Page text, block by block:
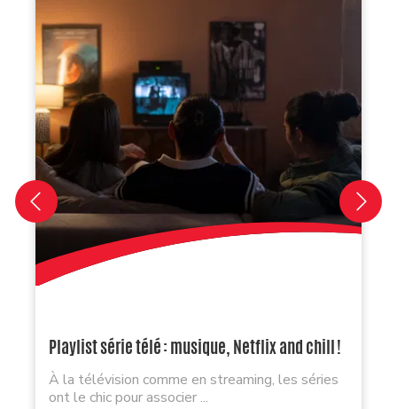
Playlist série télé : musique, Netflix and chill !
À la télévision comme en streaming, les séries
ont le chic pour associer ...